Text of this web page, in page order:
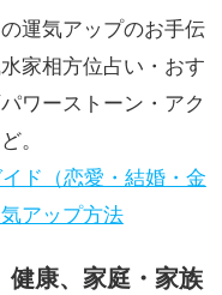
運気アップのお手伝
家相方位占い・おす
ワーストーン・アク
。
ド（恋愛・結婚・金
アップ方法
健康、家庭・家族